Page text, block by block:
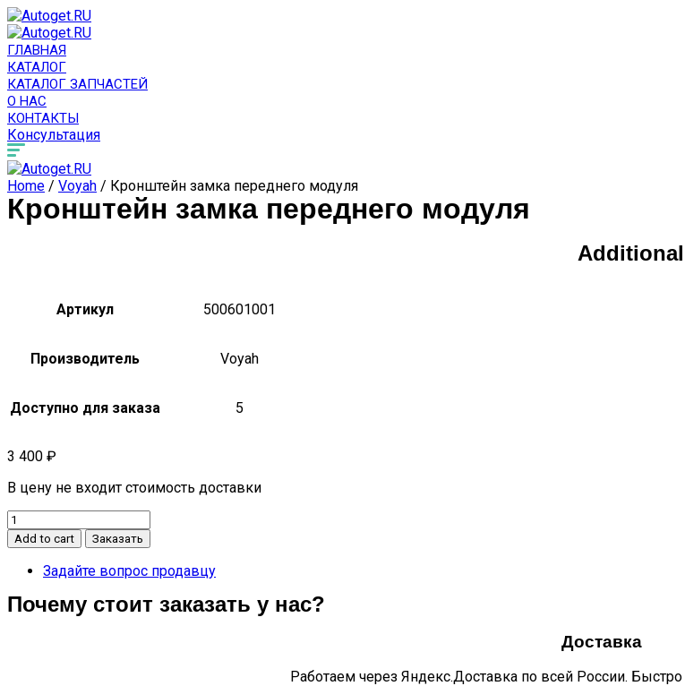
ГЛАВНАЯ
КАТАЛОГ
КАТАЛОГ ЗАПЧАСТЕЙ
О НАС
КОНТАКТЫ
Консультация
Home / Voyah / Кронштейн замка переднего модуля
Кронштейн замка переднего модуля
Артикул 500601001
Производитель Voyah
Доступно для заказа 5
3 400 ₽
В цену не входит стоимость доставки
Кронштейн
замка
переднего
модуля
Add to cart Заказать
Задайте вопрос продавцу
Почему стоит заказать у нас?
Доставка
Работаем через Яндекс.Доставка по всей России.